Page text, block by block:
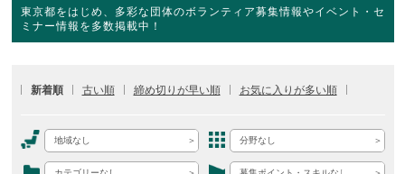
東京都をはじめ、多彩な団体のボランティア募集情報やイベント・セ
ミナー情報を多数掲載中！
新着順 古い順 締め切りが早い順 お気に入りが多い順
地域なし 分野なし